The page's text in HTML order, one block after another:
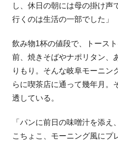
し、休日の朝には母の掛け声
行くのは生活の一部でした」
飲み物1杯の値段で、トース
前、焼きそばやナポリタン、
りもり。そんな岐阜モーニン
らに喫茶店に通って幾年月。
透している。
「パンに前日の味噌汁を添え
こちょこ、モーニング風にプ